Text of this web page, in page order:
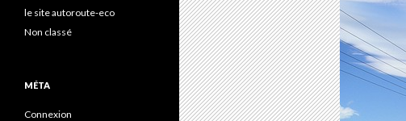
le site autoroute-eco
Non classé
MÉTA
Connexion